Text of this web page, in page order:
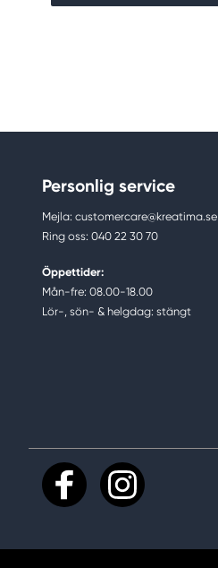
Personlig service
Mejla: customercare@kreatima.se
Ring oss: 040 22 30 70
Öppettider:
Mån-fre: 08.00-18.00
Lör-, sön- & helgdag: stängt